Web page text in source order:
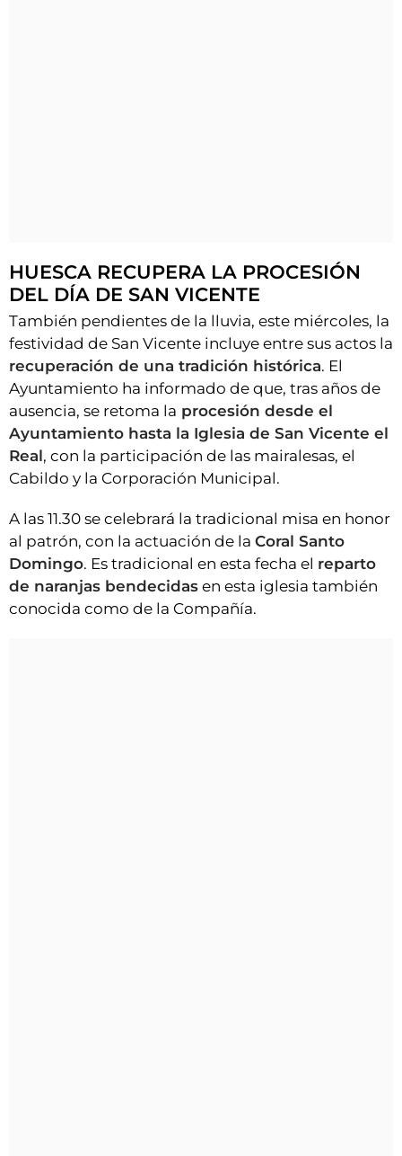
HUESCA RECUPERA LA PROCESIÓN
DEL DÍA DE SAN VICENTE
También pendientes de la lluvia, este miércoles, la
festividad de San Vicente incluye entre sus actos la
recuperación de una tradición histórica. El
Ayuntamiento ha informado de que, tras años de
ausencia, se retoma la procesión desde el
Ayuntamiento hasta la Iglesia de San Vicente el
Real, con la participación de las mairalesas, el
Cabildo y la Corporación Municipal.
A las 11.30 se celebrará la tradicional misa en honor
al patrón, con la actuación de la Coral Santo
Domingo. Es tradicional en esta fecha el reparto
de naranjas bendecidas en esta iglesia también
conocida como de la Compañía.